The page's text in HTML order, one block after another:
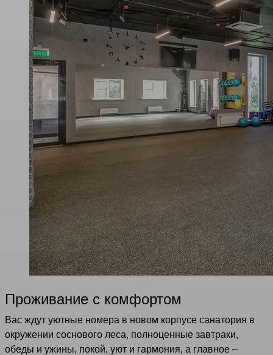
Проживание с комфортом
Вас ждут уютные номера в новом корпусе санатория в
окружении соснового леса, полноценные завтраки,
обеды и ужины, покой, уют и гармония, а главное –